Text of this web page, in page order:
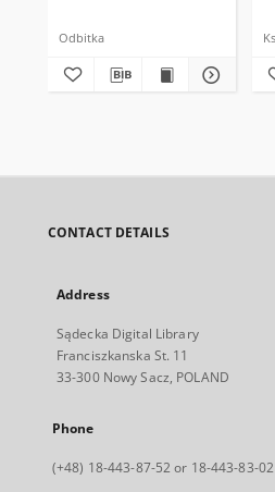
Odbitka
CONTACT DETAILS
Address
Sądecka Digital Library
Franciszkanska St. 11
33-300 Nowy Sacz, POLAND
Phone
(+48) 18-443-87-52 or 18-443-83-02